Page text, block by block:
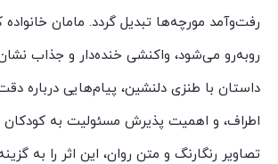
رفت‌وآمد مورچه‌ها تبدیل گردد. مامان
روبه‌رو می‌شود، واکنشی خنده‌دار و جذاب
داستان با طنزی دلنشین، پیام‌هایی درباره
اطراف، و اهمیت پذیرش مسئولیت به کودکان
تصاویر رنگارنگ و متن روان، این اثر را به